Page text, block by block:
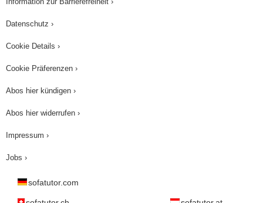
Datenschutz ›
Cookie Details ›
Cookie Präferenzen ›
Abos hier kündigen ›
Abos hier widerrufen ›
Impressum ›
Jobs ›
sofatutor.com